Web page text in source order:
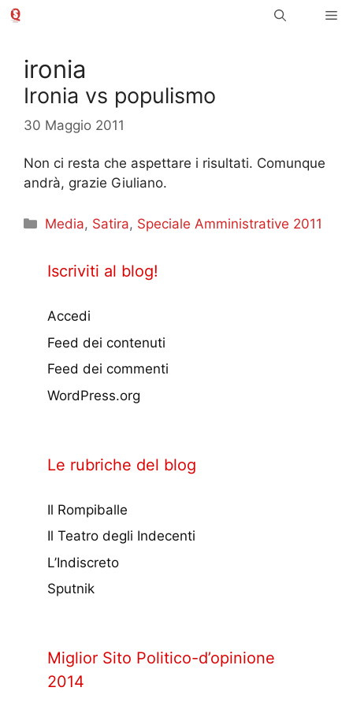
Vai
ironia
Ironia vs populismo
30 Maggio 2011
Non ci resta che aspettare i risultati. Comunque
andrà, grazie Giuliano.
Categorie
Media, Satira, Speciale Amministrative 2011
Iscriviti al blog!
Accedi
Feed dei contenuti
Feed dei commenti
WordPress.org
Le rubriche del blog
Il Rompiballe
Il Teatro degli Indecenti
L’Indiscreto
Sputnik
Miglior Sito Politico-d’opinione
2014